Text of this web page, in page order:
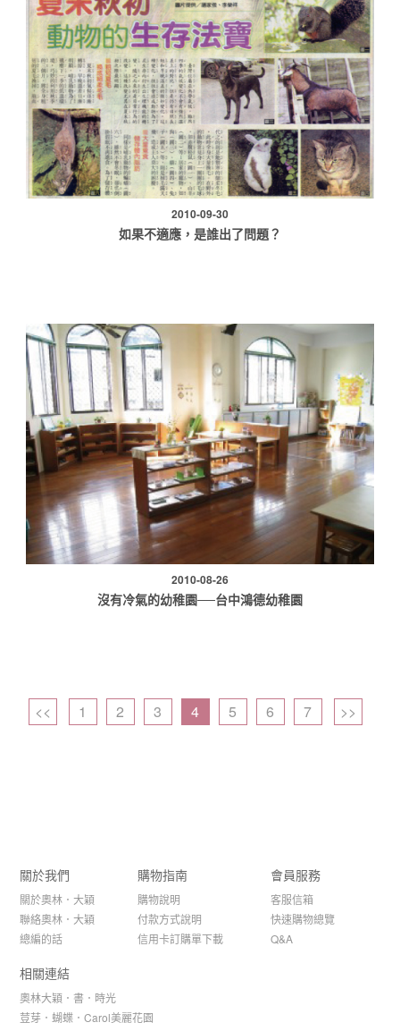
2010-09-30
如果不適應，是誰出了問題？
2010-08-26
沒有冷氣的幼稚園──台中鴻德幼稚園
<< 1 2 3 4 5 6 7 >>
關於我們
關於奧林．大穎
聯絡奧林．大穎
總編的話
購物指南
購物說明
付款方式說明
信用卡訂購單下載
會員服務
客服信箱
快速購物總覽
Q&A
相關連結
奧林大穎．書．時光
荳芽．蝴蝶．Carol美麗花園